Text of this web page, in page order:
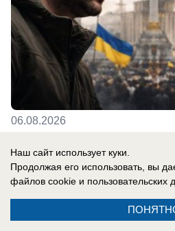
06.08.2026
Новости СМИ2
Наш сайт использует куки.
Продолжая его использовать, вы
файлов cookie и пользовательских